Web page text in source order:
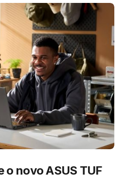
o novo ASUS TUF